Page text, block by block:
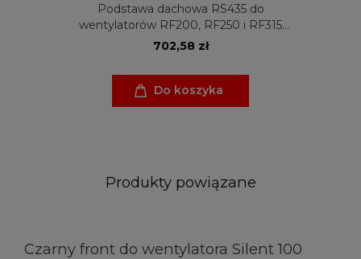
Podstawa dachowa RS435 do
wentylatorów RF200, RF250 i RF315
Venture Industries
702,58 zł
Do koszyka
Produkty powiązane
Czarny front do wentylatora Silent 100